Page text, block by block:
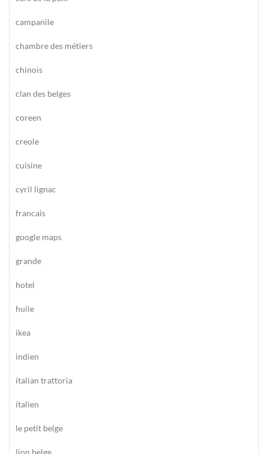
campanile
chambre des métiers
chinois
clan des belges
coreen
creole
cuisine
cyril lignac
francais
google maps
grande
hotel
huile
ikea
indien
italian trattoria
italien
le petit belge
lion belge